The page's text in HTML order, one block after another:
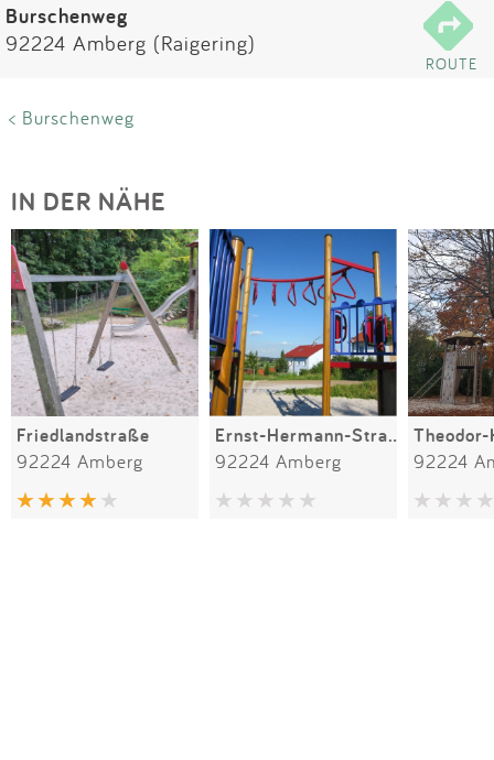
Burschenweg
92224 Amberg (Raigering)
ROUTE
< Burschenweg
IN DER NÄHE
Friedlandstraße
92224 Amberg
Ernst-Hermann-Straße
92224 Amberg 92224